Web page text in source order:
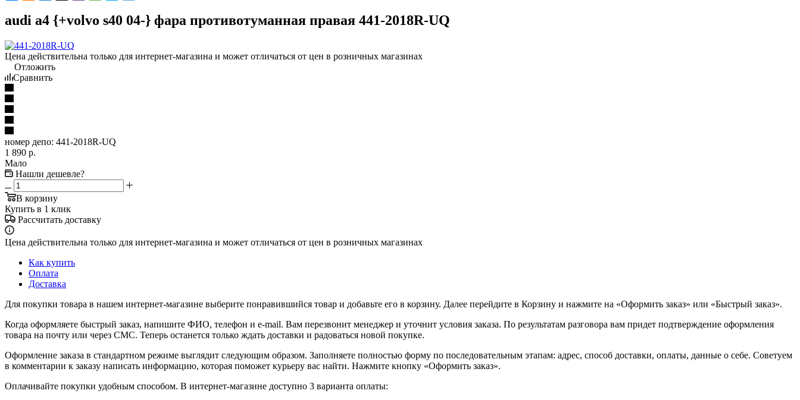
audi a4 {+volvo s40 04-} фара противотуманная правая 441-2018R-UQ
Цена действительна только для интернет-магазина и может отличаться от цен в розничных магазинах
Отложить
Сравнить
номер депо: 441-2018R-UQ
1 890 р.
Мало
Нашли дешевле?
В корзину
Купить в 1 клик
Рассчитать доставку
Цена действительна только для интернет-магазина и может отличаться от цен в розничных магазинах
Как купить
Оплата
Доставка
Для покупки товара в нашем интернет-магазине выберите понравившийся товар и добавьте его в корзину. Далее перейдите в Корзину и нажмите на «Оформить заказ» или «Быстрый заказ».
Когда оформляете быстрый заказ, напишите ФИО, телефон и e-mail. Вам перезвонит менеджер и уточнит условия заказа. По результатам разговора вам придет подтверждение оформления
товара на почту или через СМС. Теперь останется только ждать доставки и радоваться новой покупке.
Оформление заказа в стандартном режиме выглядит следующим образом. Заполняете полностью форму по последовательным этапам: адрес, способ доставки, оплаты, данные о себе. Советуем
в комментарии к заказу написать информацию, которая поможет курьеру вас найти. Нажмите кнопку «Оформить заказ».
Оплачивайте покупки удобным способом. В интернет-магазине доступно 3 варианта оплаты: